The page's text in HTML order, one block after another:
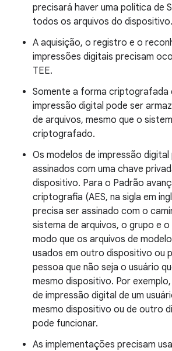
precisará haver uma política de
todos os arquivos do dispositivo.
A aquisição, o registro e o
impressões digitais precisam
TEE.
Somente a forma criptografada
impressão digital pode ser
de arquivos, mesmo que o
criptografado.
Os modelos de impressão
assinados com uma chave
dispositivo. Para o Padrão
criptografia (AES, na sigla em
precisa ser assinado com o
sistema de arquivos, o grupo e
modo que os arquivos de
usados em outro dispositivo ou
pessoa que não seja o usuário
mesmo dispositivo. Por
de impressão digital de um
mesmo dispositivo ou de outro
pode funcionar.
As implementações precisam